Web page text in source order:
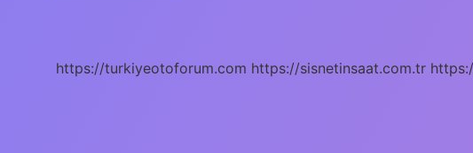
https://turkiyeotoforum.com https://sisnetinsaat.com.tr